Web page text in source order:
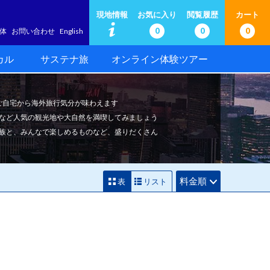
お問い合わせ English
現地情報
お気に入り
0
閲覧履歴
0
カート
0
ル サステナ旅 オンライン体験ツアー
宅から海外旅行気分が味わえます
ど人気の観光地や大自然を満喫してみましょう
と、みんなで楽しめるものなど、盛りだくさん
表 リスト 料金順